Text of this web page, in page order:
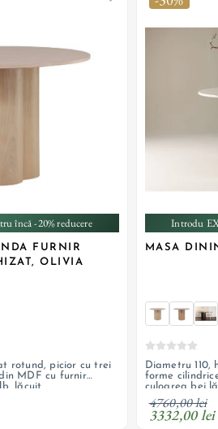
încă -20% reducere
FURNIR
OLIVIA
rotund, picior cu trei
MDF cu furnir
lăcuit
Introdu
MASA
Diametru
forme
culoarea bej
4760,00 lei
3332,00 lei